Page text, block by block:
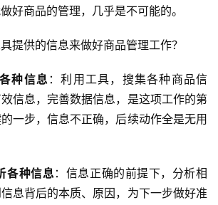
好商品的管理，几乎是不可能的。
提供的信息来做好商品管理工作？
种信息 ：利用工具，搜集各种商品信
信息，完善数据信息，是这项工作的第
一步，信息不正确，后续动作全是无用
各种信息：信息正确的前提下，分析相
息背后的本质、原因，为下一步做好准